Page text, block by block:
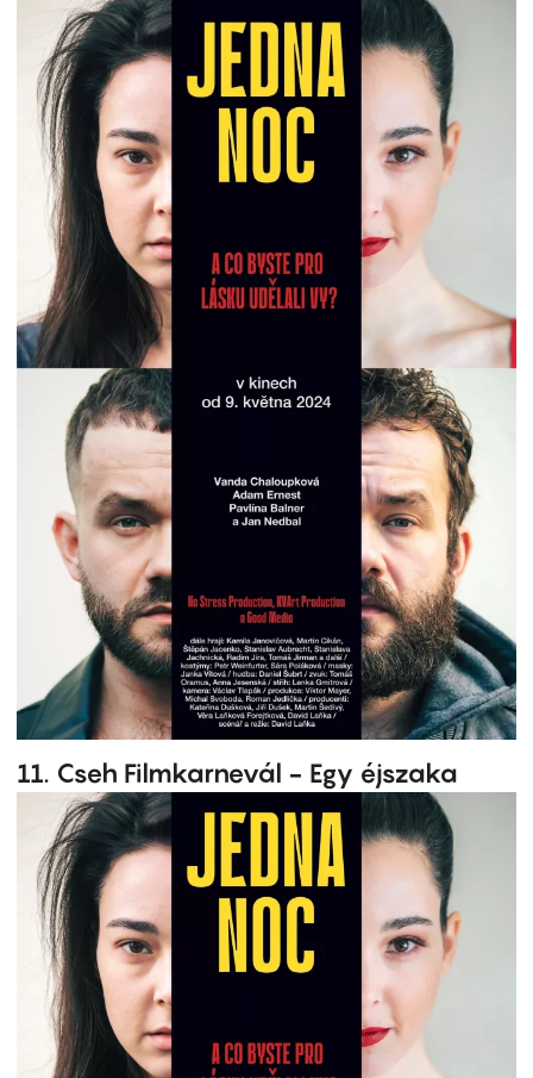
11. Cseh Filmkarnevál - Egy éjszaka